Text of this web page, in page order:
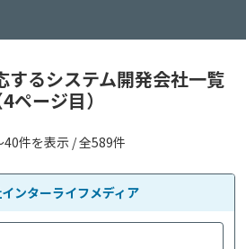
するシステム開発会社一覧
4ページ目）
40件を表示 / 全589件
ンターライフメディア